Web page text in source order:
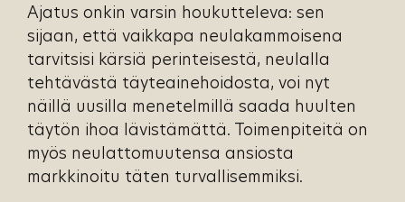
Ajatus onkin varsin houkutteleva: sen
sijaan, että vaikkapa neulakammoisena
tarvitsisi kärsiä perinteisestä, neulalla
tehtävästä täyteainehoidosta, voi nyt
näillä uusilla menetelmillä saada huulten
täytön ihoa lävistämättä. Toimenpiteitä on
myös neulattomuutensa ansiosta
markkinoitu täten turvallisemmiksi.